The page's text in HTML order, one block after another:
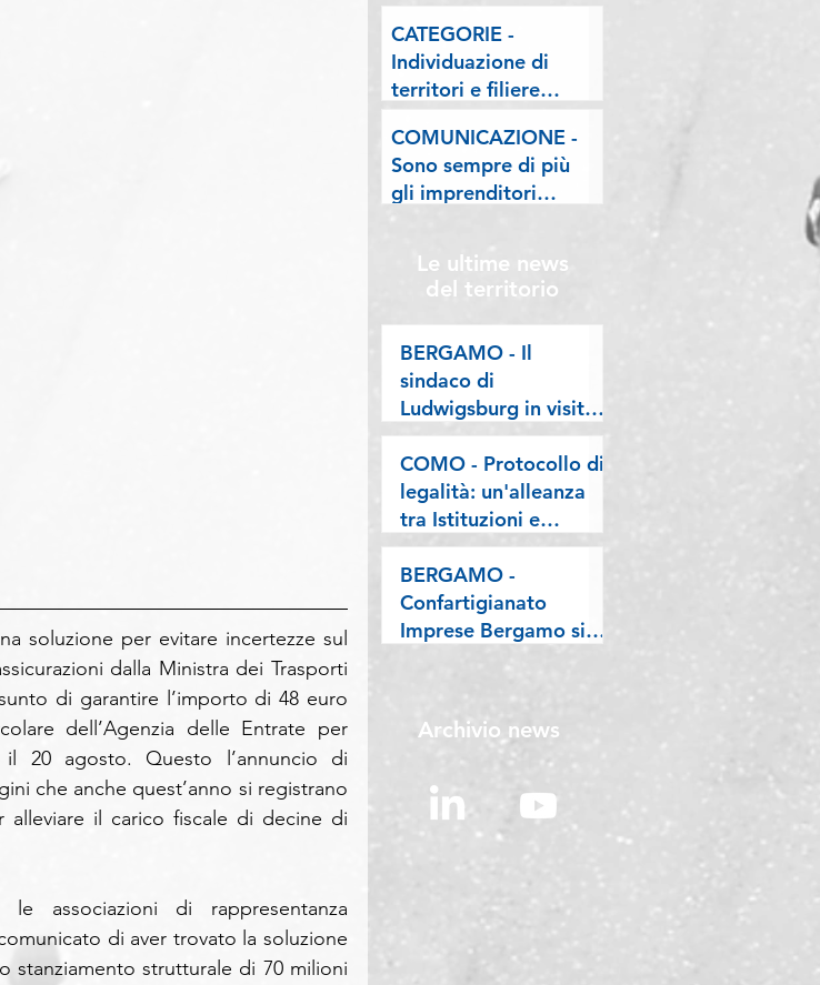
soluzione per evitare incertezze sul
dalla Ministra dei Trasporti
di garantire l’importo di 48 euro
dell’Agenzia delle Entrate per
20 agosto. Questo l’annuncio di
che anche quest’anno si registrano
alleviare il carico fiscale di decine di
associazioni di rappresentanza
di aver trovato la soluzione
stanziamento strutturale di 70 milioni
Esposto delle
Associazioni artigiane
lombarde: "Le regole
valgano per tutti"
CATEGORIE -
Individuazione di
territori e filiere
pilota nell'ambito del
"Programma V.E.R.A.
– Ecodesign etico e
valorizzazione delle
COMUNICAZIONE -
Sono sempre di più
gli imprenditori
Lombardia, la nostra
riflessione sulla
stampa
Le ultime news
del territorio
BERGAMO - Il
sindaco di
Ludwigsburg in visita
a Confartigianato
Bergamo: si rafforza
una collaborazione
lunga oltre vent’anni
COMO - Protocollo di
legalità: un'alleanza
tra Istituzioni e
imprese per difendere
l'economia “sana”
BERGAMO -
Confartigianato
Imprese Bergamo si
Welfare Index PMI
Archivio news